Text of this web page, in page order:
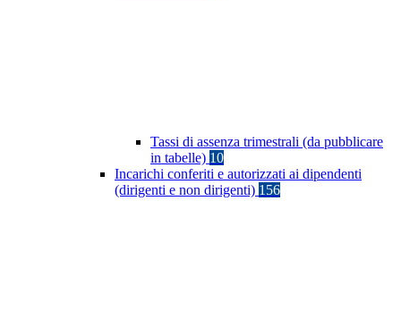
Tassi di assenza trimestrali (da pubblicare
in tabelle) 10
Incarichi conferiti e autorizzati ai dipendenti
(dirigenti e non dirigenti) 156